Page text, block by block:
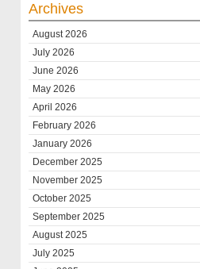
Archives
August 2026
July 2026
June 2026
May 2026
April 2026
February 2026
January 2026
December 2025
November 2025
October 2025
September 2025
August 2025
July 2025